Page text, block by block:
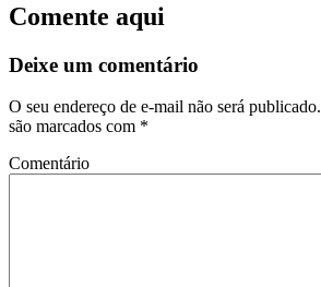
Comente aqui
Deixe um comentário
O seu endereço de e-mail não será publicado.
são marcados com *
Comentário